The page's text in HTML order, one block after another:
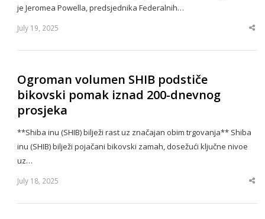
je Jeromea Powella, predsjednika Federalnih…
July 19, 2025
Ogroman volumen SHIB podstiče
bikovski pomak iznad 200-dnevnog
prosjeka
**Shiba inu (SHIB) bilježi rast uz značajan obim trgovanja** Shiba
inu (SHIB) bilježi pojačani bikovski zamah, dosežući ključne nivoe
uz…
July 18, 2025